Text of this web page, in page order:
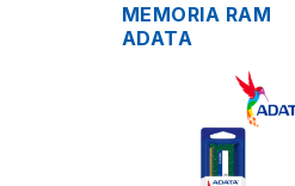
MEMORIA RAM
ADATA
DDR3 2GB PC3-
10600 1333MHZ